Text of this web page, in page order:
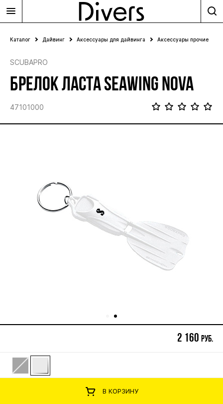
Каталог Дайвинг Аксессуары для дайвинга Аксессуары прочие
SCUBAPRO
БРЕЛОК ЛАСТА SEAWING NOVA
47101000
2 160 руб.
В КОРЗИНУ